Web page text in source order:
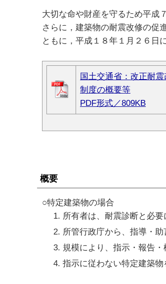
大切な命や財産を守るため平成
さらに，建築物の耐震改修の促
ともに，平成１８年１月２６日
国土交通省：改正耐
制度の概要等
PDF形式／809KB
概要
○特定建築物の場合
所有者は、耐震診断と必要
所管行政庁から、指導・助
規模により、指示・報告・
指示に従わない特定建築物